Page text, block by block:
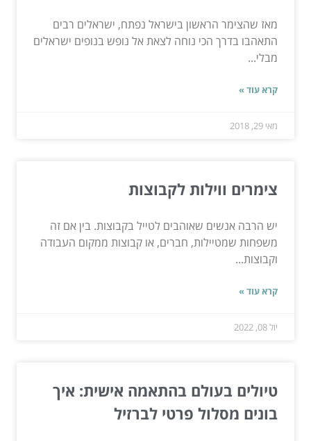
מאז שהצימר הראשון בישראל נפתח, ישראלים רבים
התאהבו בדרך הכי נוחה לצאת אל נופש בנופים ישראלים
מבלי...
קרא עוד »
מאי 29, 2018
צימרים ווילות לקבוצות
יש הרבה אנשים שאוהבים לטייל בקבוצות. בין אם זה
משפחות שמטיילות, חברים, או קבוצות ממקום העבודה
וקבוצות...
קרא עוד »
יול 08, 2022
טיולים בעולם בהתאמה אישית: איך
בונים מסלול פרטי לברזיל